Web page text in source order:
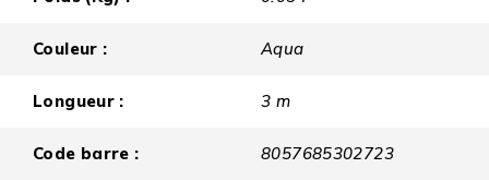
Couleur : Aqua
Longueur : 3 m
Code barre : 8057685302723